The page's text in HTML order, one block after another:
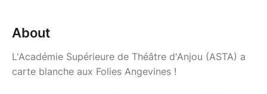
About
L'Académie Supérieure de Théâtre d'Anjou (ASTA) a
carte blanche aux Folies Angevines !